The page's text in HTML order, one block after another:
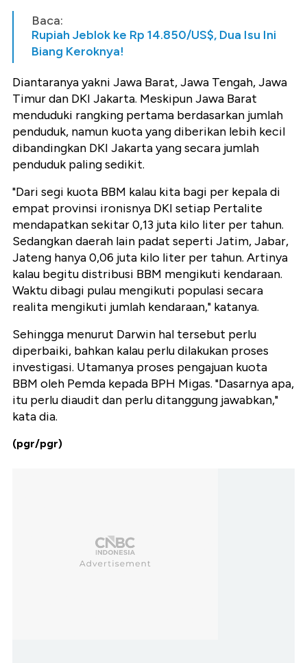
Baca:
Rupiah Jeblok ke Rp 14.850/US$, Dua Isu Ini
Biang Keroknya!
Diantaranya yakni Jawa Barat, Jawa Tengah, Jawa
Timur dan DKI Jakarta. Meskipun Jawa Barat
menduduki rangking pertama berdasarkan jumlah
penduduk, namun kuota yang diberikan lebih kecil
dibandingkan DKI Jakarta yang secara jumlah
penduduk paling sedikit.
"Dari segi kuota BBM kalau kita bagi per kepala di
empat provinsi ironisnya DKI setiap Pertalite
mendapatkan sekitar 0,13 juta kilo liter per tahun.
Sedangkan daerah lain padat seperti Jatim, Jabar,
Jateng hanya 0,06 juta kilo liter per tahun. Artinya
kalau begitu distribusi BBM mengikuti kendaraan.
Waktu dibagi pulau mengikuti populasi secara
realita mengikuti jumlah kendaraan," katanya.
Sehingga menurut Darwin hal tersebut perlu
diperbaiki, bahkan kalau perlu dilakukan proses
investigasi. Utamanya proses pengajuan kuota
BBM oleh Pemda kepada BPH Migas. "Dasarnya apa,
itu perlu diaudit dan perlu ditanggung jawabkan,"
kata dia.
(pgr/pgr)